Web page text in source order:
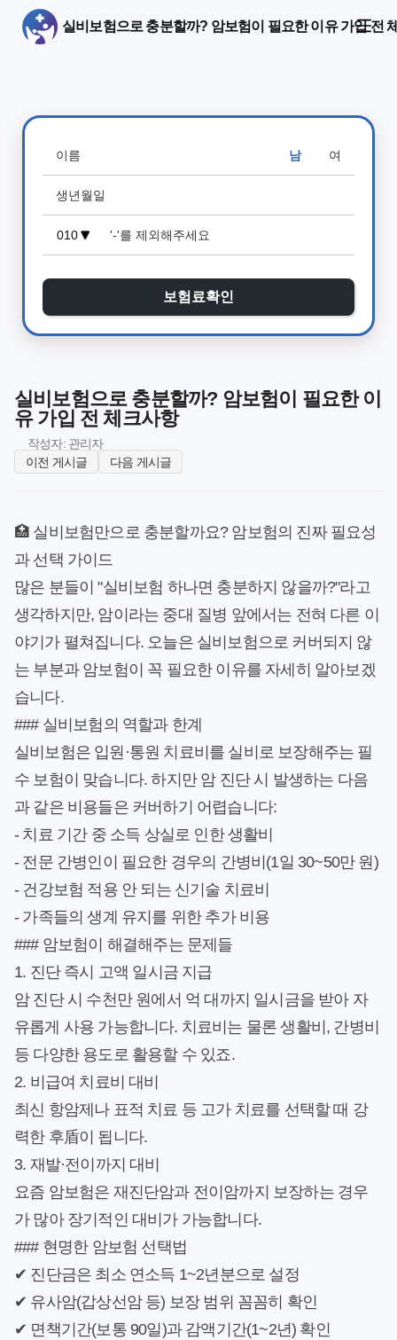
실비보험으로 충분할까? 암보험이 필요한 이유 가입 전
남 여
보험료확인
실비보험으로 충분할까? 암보험이 필요한 이
유 가입 전 체크사항
작성자: 관리자
이전 게시글
다음 게시글
🏥 실비보험만으로 충분할까요? 암보험의 진짜 필요성
과 선택 가이드
많은 분들이 "실비보험 하나면 충분하지 않을까?"라고
생각하지만, 암이라는 중대 질병 앞에서는 전혀 다른 이
야기가 펼쳐집니다. 오늘은 실비보험으로 커버되지 않
는 부분과 암보험이 꼭 필요한 이유를 자세히 알아보겠
습니다.
### 실비보험의 역할과 한계
실비보험은 입원·통원 치료비를 실비로 보장해주는 필
수 보험이 맞습니다. 하지만 암 진단 시 발생하는 다음
과 같은 비용들은 커버하기 어렵습니다:
- 치료 기간 중 소득 상실로 인한 생활비
- 전문 간병인이 필요한 경우의 간병비(1일 30~50만 원)
- 건강보험 적용 안 되는 신기술 치료비
- 가족들의 생계 유지를 위한 추가 비용
### 암보험이 해결해주는 문제들
1. 진단 즉시 고액 일시금 지급
암 진단 시 수천만 원에서 억 대까지 일시금을 받아 자
유롭게 사용 가능합니다. 치료비는 물론 생활비, 간병비
등 다양한 용도로 활용할 수 있죠.
2. 비급여 치료비 대비
최신 항암제나 표적 치료 등 고가 치료를 선택할 때 강
력한 후盾이 됩니다.
3. 재발·전이까지 대비
요즘 암보험은 재진단암과 전이암까지 보장하는 경우
가 많아 장기적인 대비가 가능합니다.
### 현명한 암보험 선택법
✔ 진단금은 최소 연소득 1~2년분으로 설정
✔ 유사암(갑상선암 등) 보장 범위 꼼꼼히 확인
✔ 면책기간(보통 90일)과 감액기간(1~2년) 확인